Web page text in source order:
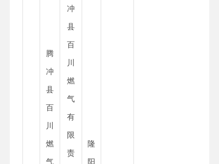
腾
冲
县
百
川
燃
气
冲
县
百
川
燃
气
有
限
责
隆
阳